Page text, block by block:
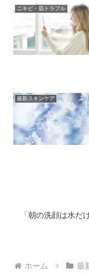
ニキビ・肌トラブル
最新スキンケア
「朝の洗顔は水だ
ホーム 最